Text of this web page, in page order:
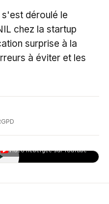
déroulé le
chez la startup
surprise à la
à éviter et les
▶ Vidéo hébergée sur YouTube